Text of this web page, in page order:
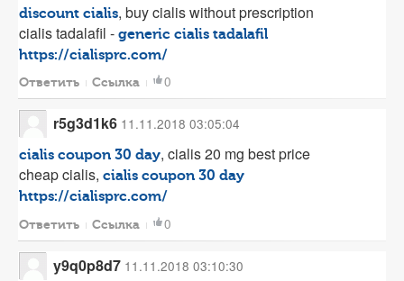
discount cialis, buy cialis without prescription
cialis tadalafil - generic cialis tadalafil
https://cialisprc.com/
Ответить Ссылка 0
r5g3d1k6 11.11.2018 03:05:04
cialis coupon 30 day, cialis 20 mg best price
cheap cialis, cialis coupon 30 day
https://cialisprc.com/
Ответить Ссылка 0
y9q0p8d7 11.11.2018 03:10:30